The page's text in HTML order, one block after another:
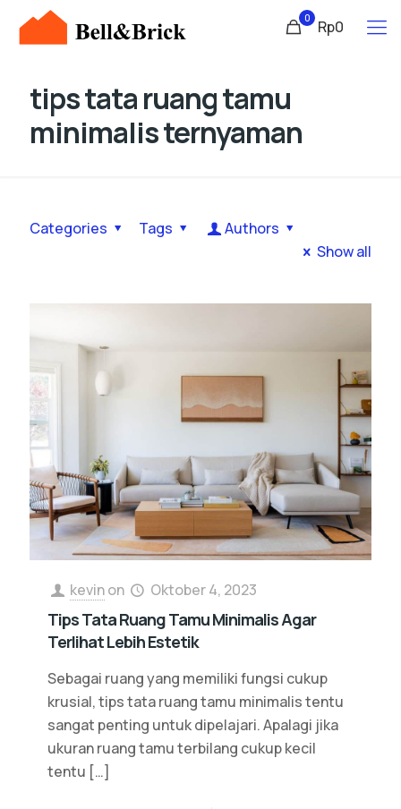
0 Rp0
tips tata ruang tamu
minimalis ternyaman
Categories Tags
Authors
Show all
kevinon Oktober 4, 2023
Tips Tata Ruang Tamu Minimalis Agar
Terlihat Lebih Estetik
Sebagai ruang yang memiliki fungsi cukup
krusial, tips tata ruang tamu minimalis tentu
sangat penting untuk dipelajari. Apalagi jika
ukuran ruang tamu terbilang cukup kecil
tentu […]